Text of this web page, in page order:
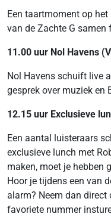
Een taartmoment op
van de Zachte G samen
11.00 uur Nol Havens
Nol Havens schuift live
gesprek over muziek en
12.15 uur Exclusieve
Een aantal luisteraars
exclusieve lunch met
maken, moet je hebben
Hoor je tijdens een van
alarm? Neem dan
favoriete nummer